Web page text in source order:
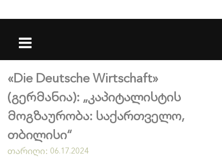
«Die Deutsche Wirtschaft»
(გერმანია): „კაპიტალისტის
მოგზაურობა: საქართველო,
თბილისი“
თარიღი: 06.17.2024